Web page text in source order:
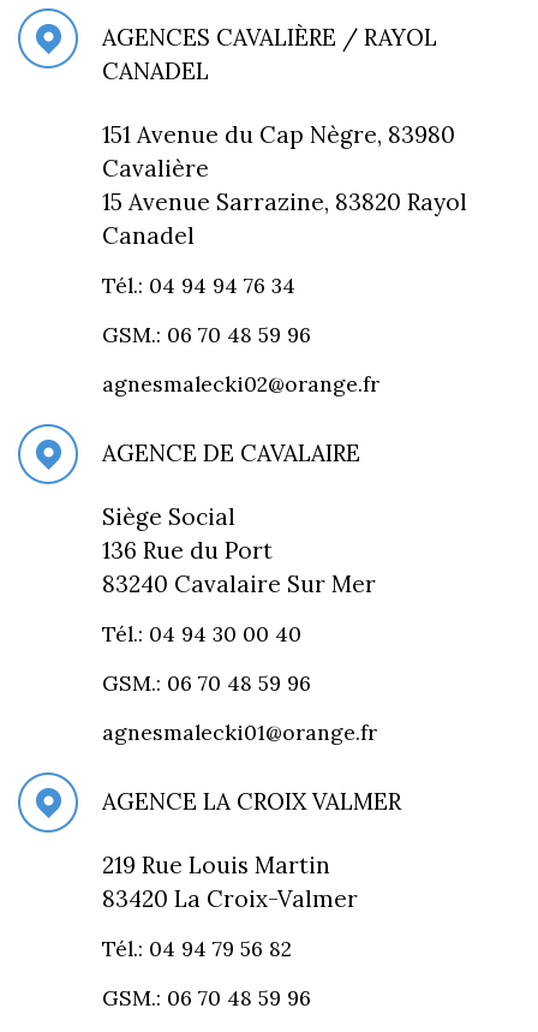
AGENCE DE CAVALAIRE
Siège Social
136 Rue du Port
83240 Cavalaire Sur Mer
Tél.: 04 94 30 00 40
GSM.: 06 70 48 59 96
agnesmalecki01@orange.fr
AGENCES CAVALIÈRE / RAYOL
CANADEL
151 Avenue du Cap Nègre, 83980
Cavalière
15 Avenue Sarrazine, 83820 Rayol
Canadel
Tél.: 04 94 94 76 34
GSM.: 06 70 48 59 96
agnesmalecki02@orange.fr
AGENCE LA CROIX VALMER
219 Rue Louis Martin
83420 La Croix-Valmer
Tél.: 04 94 79 56 82
GSM.: 06 70 48 59 96